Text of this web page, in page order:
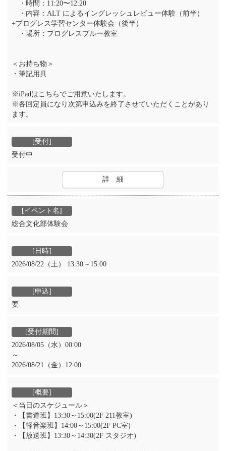
・時間：11:20〜12:20
・内容：ALT によるイングレッシュレビュー体験（前半）
+プログレス学習センター体験会（後半）
・場所：プログレスブルー教室
＜お持ち物＞
・筆記用具
※iPadはこちらでご用意いたします。
※各回定員になり次第申込みを終了させていただくことがあり
ます。
受付中
詳 細
総合文化部体験会
2026/08/22（土） 13:30～15:00
要
2026/08/05（水）00:00
～
2026/08/21（金）12:00
＜当日のスケジュール＞
・【書道班】13:30～15:00(2F 211教室)
・【軽音楽班】14:00～15:00(2F PC室)
・【放送班】13:30～14:30(2F スタジオ)